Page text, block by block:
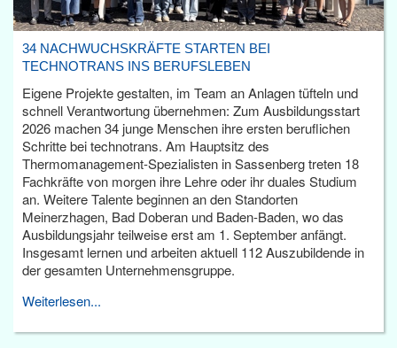
34 NACHWUCHSKRÄFTE STARTEN BEI
TECHNOTRANS INS BERUFSLEBEN
Eigene Projekte gestalten, im Team an Anlagen tüfteln und
schnell Verantwortung übernehmen: Zum Ausbildungsstart
2026 machen 34 junge Menschen ihre ersten beruflichen
Schritte bei technotrans. Am Hauptsitz des
Thermomanagement-Spezialisten in Sassenberg treten 18
Fachkräfte von morgen ihre Lehre oder ihr duales Studium
an. Weitere Talente beginnen an den Standorten
Meinerzhagen, Bad Doberan und Baden-Baden, wo das
Ausbildungsjahr teilweise erst am 1. September anfängt.
Insgesamt lernen und arbeiten aktuell 112 Auszubildende in
der gesamten Unternehmensgruppe.
Weiterlesen...